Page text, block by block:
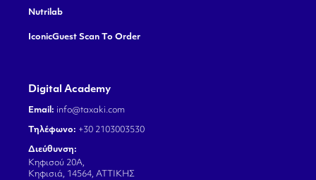
Nutrilab
IconicGuest Scan To Order
Digital Academy
Email: info@taxaki.com
Τηλέφωνο: +30 2103003530
Διεύθυνση:
Κηφισού 20Α,
Κηφισιά, 14564, ΑΤΤΙΚΗΣ